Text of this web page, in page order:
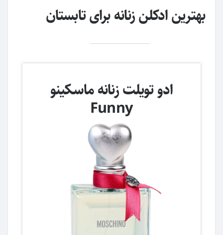
بهترین ادکلن زنانه برای تابستان
ادو تویلت زنانه ماسکینو
Funny